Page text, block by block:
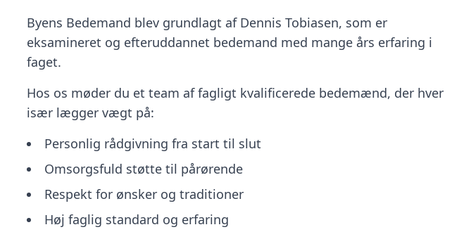
Byens Bedemand blev grundlagt af Dennis Tobiasen, som er
eksamineret og efteruddannet bedemand med mange års erfaring i
faget.
Hos os møder du et team af fagligt kvalificerede bedemænd, der hver
især lægger vægt på:
Personlig rådgivning fra start til slut
Omsorgsfuld støtte til pårørende
Respekt for ønsker og traditioner
Høj faglig standard og erfaring